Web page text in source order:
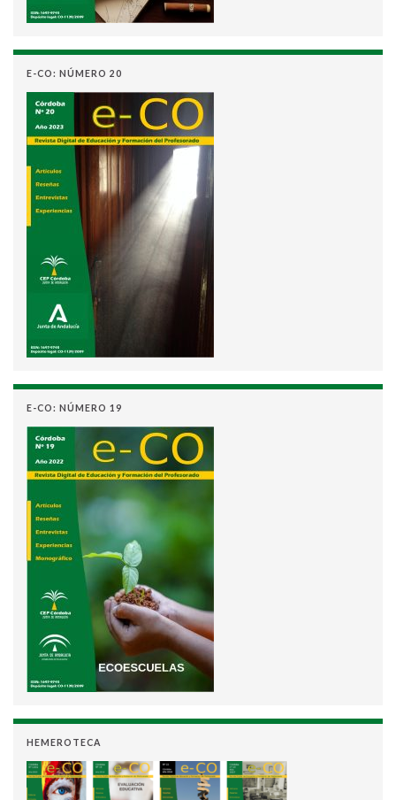
E-CO: NÚMERO 20
E-CO: NÚMERO 19
HEMEROTECA